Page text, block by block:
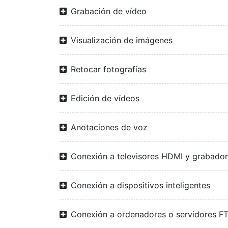
Grabación de vídeo
Visualización de imágenes
Retocar fotografías
Edición de vídeos
Anotaciones de voz
Conexión a televisores HDMI y
Conexión a dispositivos inteligentes
Conexión a ordenadores o servidores